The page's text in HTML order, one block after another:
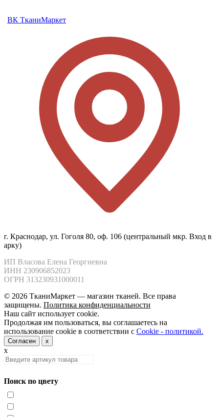
ВК ТканиМаркет
г. Краснодар, ул. Гоголя 80, оф. 106 (центральный мкр. Вход в
арку)
ИП Власова Елена Георгиевна
ИНН 230906852023
ОГРН 313230931000011
© 2026 ТканиМаркет — магазин тканей. Все права
защищены. Политика конфиденциальности
Наш сайт использует cookie.
Продолжая им пользоваться, вы соглашаетесь на
использование cookie в соответствии с Cookie - политикой.
Согласен x
x
Поиск по цвету